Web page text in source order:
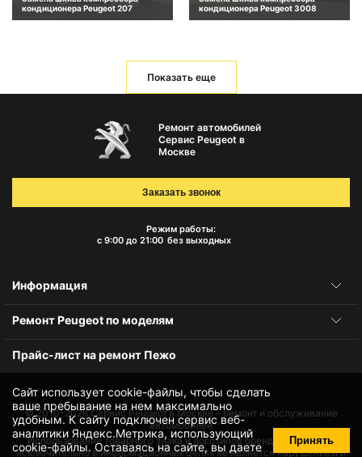
кондиционера Peugeot 207
кондиционера Peugeot 3008
Показать еще
Сайт использует cookie-файлы, чтобы сделать
ваше пребывание на нем максимально
удобным. К cайту подключен сервис веб-
аналитики Яндекс.Метрика, использующий
cookie-файлы. Оставаясь на сайте, вы даете
Принять
Ремонт автомобилей
Сервис Peugeot в
Москве
Режим работы:
с 9:00 до 21:00 без выходных
Заказать звонок
Информация
Ремонт Peugeot по моделям
Прайс-лист на ремонт Пежо
© 2010-2026Сервис Peugeot в Москве – ремонт и обслуживание
автомобилей
Использование товарного знака и логотипов бренда происходит
исключительно в информационных целях не является нарушением и